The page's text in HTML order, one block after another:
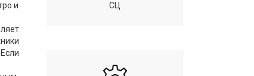
и
СЦ